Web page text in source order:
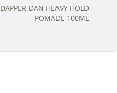
DAPPER DAN HEAVY HOLD
POMADE 100ML